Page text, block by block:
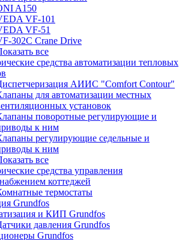
A150
VF-101
VF-51
302C Crane Drive
все
средства автоматизации тепловых
АИИС "Comfort Contour"
для автоматизации местных
установок
поворотные регулирующие и
к ним
регулирующие седельные и
к ним
все
средства управления
коттеджей
термостаты
Grundfos
и КИП Grundfos
давления Grundfos
Grundfos